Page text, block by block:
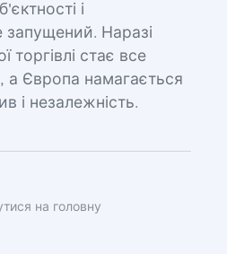
і
запущений. Наразі
торгівлі стає все
а Європа намагається
і незалежність.
на головну